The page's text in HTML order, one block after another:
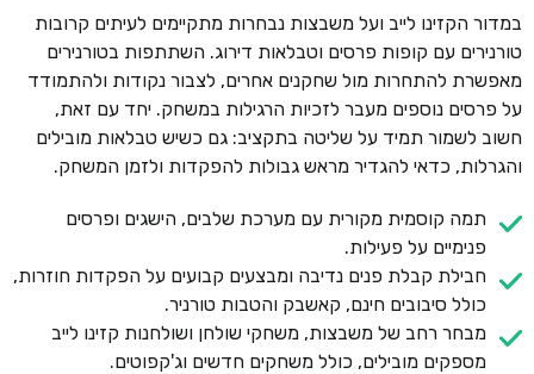
במדור הקזינו לייב ועל משבצות נבחרות מתקיימים לעיתים קרובות
טורנירים עם קופות פרסים וטבלאות דירוג. השתתפות בטורנירים
מאפשרת להתחרות מול שחקנים אחרים, לצבור נקודות ולהתמודד
על פרסים נוספים מעבר לזכיות הרגילות במשחק. יחד עם זאת,
חשוב לשמור תמיד על שליטה בתקציב: גם כשיש טבלאות מובילים
והגרלות, כדאי להגדיר מראש גבולות להפקדות ולזמן המשחק.
תמה קוסמית מקורית עם מערכת שלבים, הישגים ופרסים
פנימיים על פעילות.
חבילת קבלת פנים נדיבה ומבצעים קבועים על הפקדות חוזרות,
כולל סיבובים חינם, קאשבק והטבות טורניר.
מבחר רחב של משבצות, משחקי שולחן ושולחנות קזינו לייב
מספקים מובילים, כולל משחקים חדשים וג'קפוטים.